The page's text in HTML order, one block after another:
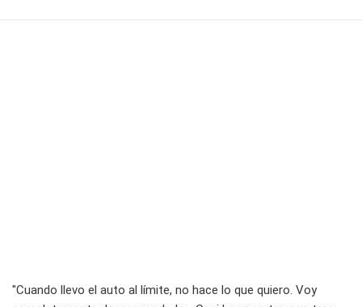
"Cuando llevo el auto al límite, no hace lo que quiero. Voy